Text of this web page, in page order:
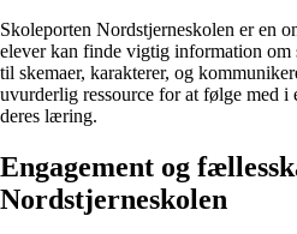
Skoleporten Nordstjerneskolen er en
elever kan finde vigtig information om
til skemaer, karakterer, og
uvurderlig ressource for at følge med i
deres læring.
Engagement og
Nordstjerneskolen